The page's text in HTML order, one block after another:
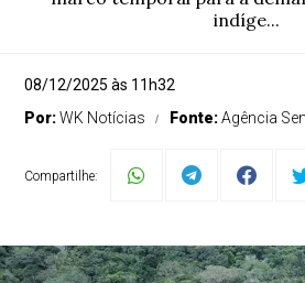
indíge...
08/12/2025 às 11h32
Por:WK Notícias Fonte:Agência
Compartilhe: